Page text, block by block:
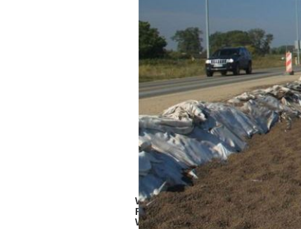
W dniu 27 września 2024 roku w
Polski Komitet Geologii
Wydział Inżynierii Lądowej